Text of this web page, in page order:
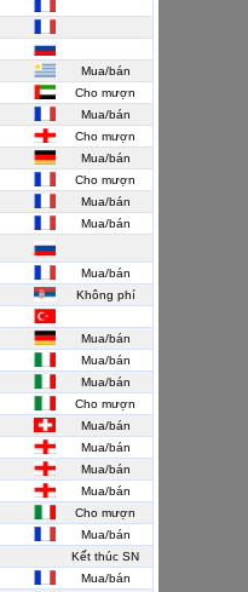
Mua/bán
Cho mượn
Mua/bán
Cho mượn
Mua/bán
Cho mượn
Mua/bán
Mua/bán
Mua/bán
Không phí
Mua/bán
Mua/bán
Mua/bán
Cho mượn
Mua/bán
Mua/bán
Mua/bán
Mua/bán
Cho mượn
Mua/bán
Kết thúc SN
Mua/bán